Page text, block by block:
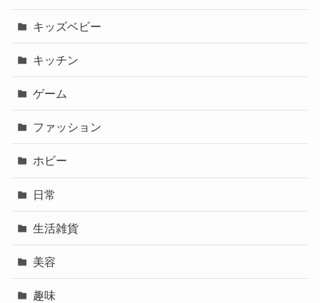
キッズベビー
キッチン
ゲーム
ファッション
ホビー
日常
生活雑貨
美容
趣味